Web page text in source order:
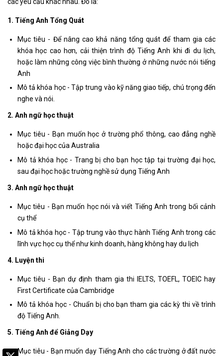
1. Tiếng Anh Tổng Quát
Mục tiêu - Để nâng cao khả năng tổng quát để tham gia các
khóa học cao hơn, cải thiện trình độ Tiếng Anh khi đi du lịch,
hoặc làm những công việc bình thường ở những nước nói tiếng
Anh
Mô tả khóa học - Tập trung vào kỹ năng giao tiếp, chú trọng đến
nghe và nói.
2. Anh ngữ học thuật
Mục tiêu - Bạn muốn học ở trường phổ thông, cao đẳng nghề
hoặc đại học của Australia
Mô tả khóa học - Trang bị cho bạn học tập tại trường đại học,
sau đại học hoặc trường nghề sử dụng Tiếng Anh
3. Anh ngữ học thuật
Mục tiêu - Bạn muốn học nói và viết Tiếng Anh trong bối cảnh
cụ thể
Mô tả khóa học - Tập trung vào thực hành Tiếng Anh trong các
lĩnh vực học cụ thể như kinh doanh, hàng không hay du lịch
4. Luyện thi
Mục tiêu - Bạn dự định tham gia thi IELTS, TOEFL, TOEIC hay
First Certificate của Cambridge
Mô tả khóa học - Chuẩn bị cho bạn tham gia các kỳ thi về trình
độ Tiếng Anh.
5. Tiếng Anh để Giảng Dạy
Mục tiêu - Bạn muốn dạy Tiếng Anh cho các trường ở đất nước